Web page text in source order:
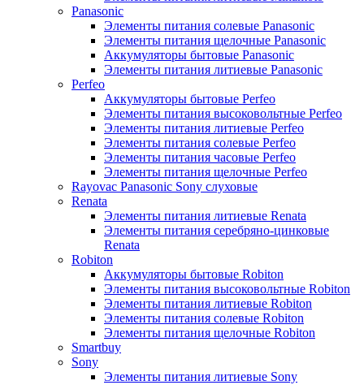
Panasonic
Элементы питания солевые Panasonic
Элементы питания щелочные Panasonic
Аккумуляторы бытовые Panasonic
Элементы питания литиевые Panasonic
Perfeo
Аккумуляторы бытовые Perfeo
Элементы питания высоковольтные Perfeo
Элементы питания литиевые Perfeo
Элементы питания солевые Perfeo
Элементы питания часовые Perfeo
Элементы питания щелочные Perfeo
Rayovac Panasonic Sony слуховые
Renata
Элементы питания литиевые Renata
Элементы питания серебряно-цинковые
Renata
Robiton
Аккумуляторы бытовые Robiton
Элементы питания высоковольтные Robiton
Элементы питания литиевые Robiton
Элементы питания солевые Robiton
Элементы питания щелочные Robiton
Smartbuy
Sony
Элементы питания литиевые Sony